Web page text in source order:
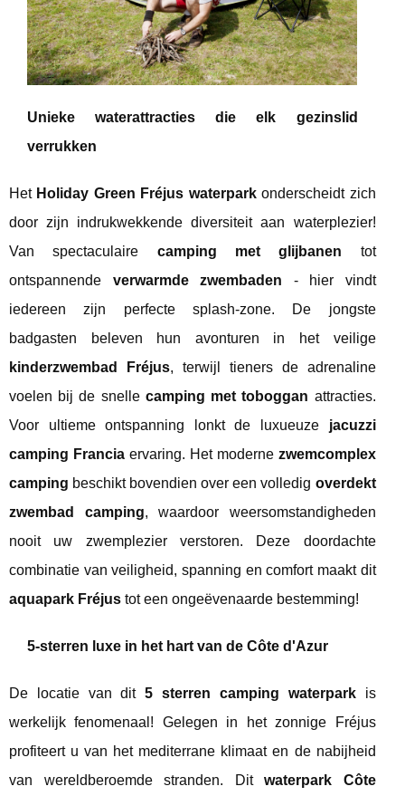
Unieke waterattracties die elk gezinslid
verrukken
Het Holiday Green Fréjus waterparkonderscheidt zich
door zijn indrukwekkende diversiteit aan waterplezier!
Van spectaculaire camping met glijbanen tot
ontspannende verwarmde zwembaden - hier vindt
iedereen zijn perfecte splash-zone. De jongste
badgasten beleven hun avonturen in het veilige
kinderzwembad Fréjus, terwijl tieners de adrenaline
voelen bij de snelle camping met toboggan attracties.
Voor ultieme ontspanning lonkt de luxueuze jacuzzi
camping Franciaervaring. Het moderne zwemcomplex
camping beschikt bovendien over een volledig overdekt
zwembad camping, waardoor weersomstandigheden
nooit uw zwemplezier verstoren. Deze doordachte
combinatie van veiligheid, spanning en comfort maakt dit
aquapark Fréjus tot een ongeëvenaarde bestemming!
5-sterren luxe in het hart van de Côte d'Azur
De locatie van dit5 sterren camping waterparkis
werkelijk fenomenaal! Gelegen in het zonnige Fréjus
profiteert u van het mediterrane klimaat en de nabijheid
van wereldberoemde stranden. Ditwaterpark Côte